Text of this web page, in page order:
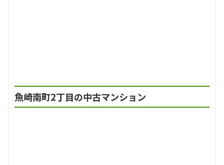
魚崎南町2丁目の中古マンション